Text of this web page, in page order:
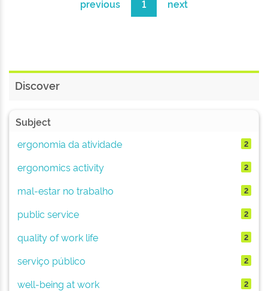
previous 1 next
Discover
Subject
ergonomia da atividade
2
ergonomics activity 2
mal-estar no trabalho 2
public service 2
quality of work life 2
serviço público 2
well-being at work 2